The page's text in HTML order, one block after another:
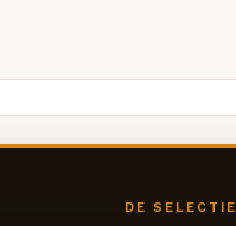
DE SELECTIE